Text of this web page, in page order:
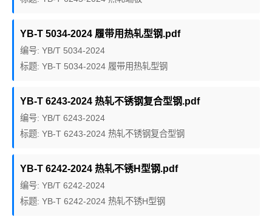
YB-T 5034-2024 履带用热轧型钢.pdf
编号: YB/T 5034-2024
标题: YB-T 5034-2024 履带用热轧型钢
YB-T 6243-2024 热轧不锈钢复合型钢.pdf
编号: YB/T 6243-2024
标题: YB-T 6243-2024 热轧不锈钢复合型钢
YB-T 6242-2024 热轧不锈H型钢.pdf
编号: YB/T 6242-2024
标题: YB-T 6242-2024 热轧不锈H型钢